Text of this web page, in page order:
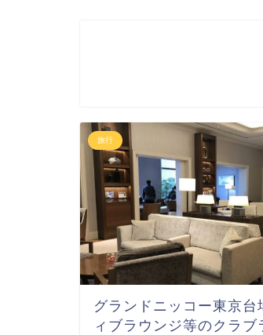
旅行
グランドニッコー東京台
ィブラウンジ等のクラブ